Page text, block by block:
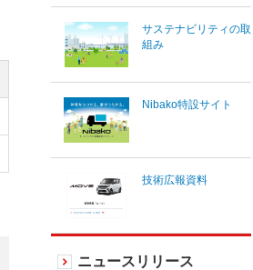
サステナビリティの取
組み
Nibako特設サイト
技術広報資料
ニュースリリース